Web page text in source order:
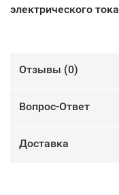
электрического тока
Отзывы (0)
Вопрос-Ответ
Доставка